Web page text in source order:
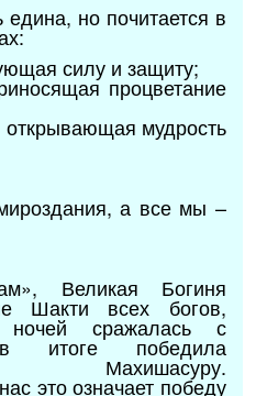
но почитается в
силу и защиту;
процветание
открывающая мудрость
а все мы –
Великая Богиня
Шакти всех богов,
сражалась с
победила
Махишасуру.
это означает победу